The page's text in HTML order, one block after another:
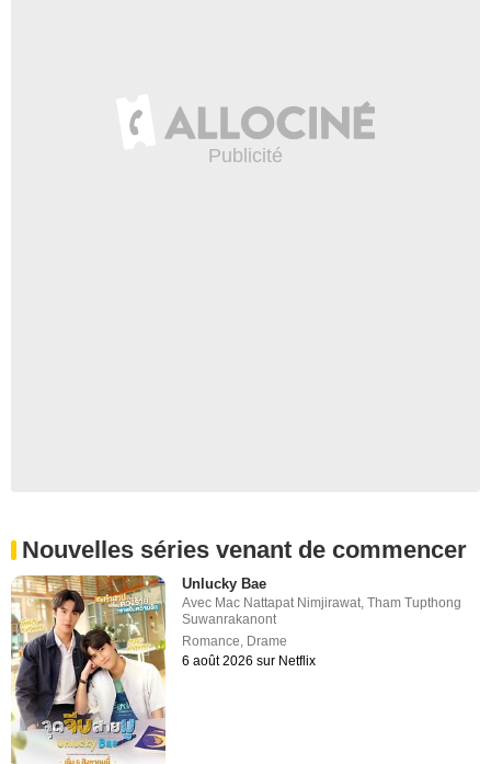
Nouvelles séries venant de commencer
Unlucky Bae
Avec Mac Nattapat Nimjirawat ,Tham Tupthong
Suwanrakanont
Romance Drame
6 août 2026 sur Netflix